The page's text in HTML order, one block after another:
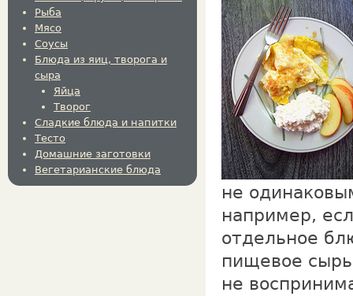
Рыба
Мясо
Соусы
Блюда из яиц, творога и
сыра
Яйца
Творог
Сладкие блюда и напитки
Тесто
Домашние заготовки
Вегетарианские блюда
не
например,
отдельное
пищевое
не